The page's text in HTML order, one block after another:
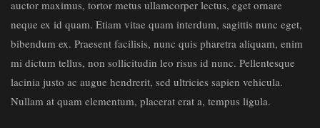
auctor maximus, tortor metus ullamcorper lectus, eget ornare
neque ex id quam. Etiam vitae quam interdum, sagittis nunc eget,
bibendum ex. Praesent facilisis, nunc quis pharetra aliquam, enim
mi dictum tellus, non sollicitudin leo risus id nunc. Pellentesque
lacinia justo ac augue hendrerit, sed ultricies sapien vehicula.
Nullam at quam elementum, placerat erat a, tempus ligula.